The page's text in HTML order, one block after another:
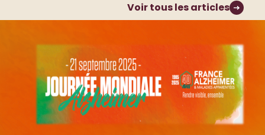
Voir tous les articles